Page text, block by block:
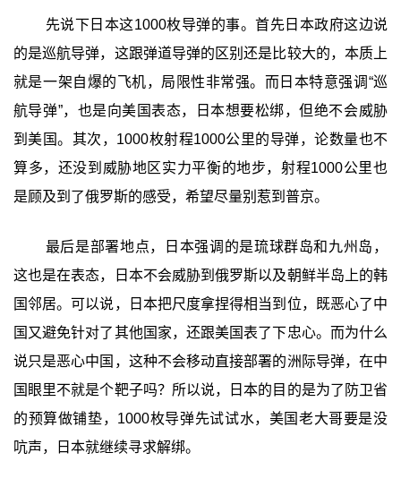
先说下日本这1000枚导弹的事。首先日本政府这边说
的是巡航导弹，这跟弹道导弹的区别还是比较大的，本质上
就是一架自爆的飞机，局限性非常强。而日本特意强调“巡
航导弹”，也是向美国表态，日本想要松绑，但绝不会威胁
到美国。其次，1000枚射程1000公里的导弹，论数量也不
算多，还没到威胁地区实力平衡的地步，射程1000公里也
是顾及到了俄罗斯的感受，希望尽量别惹到普京。
最后是部署地点，日本强调的是琉球群岛和九州岛，
这也是在表态，日本不会威胁到俄罗斯以及朝鲜半岛上的韩
国邻居。可以说，日本把尺度拿捏得相当到位，既恶心了中
国又避免针对了其他国家，还跟美国表了下忠心。而为什么
说只是恶心中国，这种不会移动直接部署的洲际导弹，在中
国眼里不就是个靶子吗？所以说，日本的目的是为了防卫省
的预算做铺垫，1000枚导弹先试试水，美国老大哥要是没
吭声，日本就继续寻求解绑。